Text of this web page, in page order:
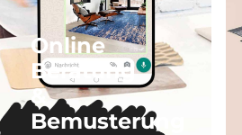
Online
Beratung
&
Bemusterung